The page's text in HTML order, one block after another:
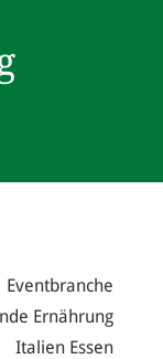
Eventbranche
Ernährung
Italien Essen